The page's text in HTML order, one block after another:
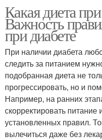
Какая диета
Важность
при диабете
При наличии диабета
следить за питанием
подобранная диета не
прогрессировать, но и
Например, на ранних
скорректировать питание
установленных правил.
вылечиться даже без